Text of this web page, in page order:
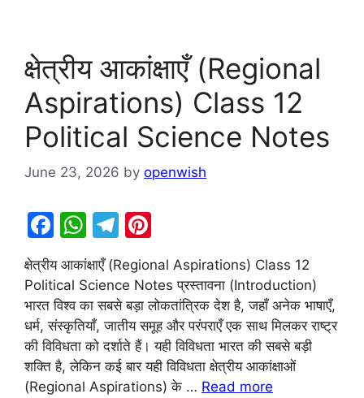
क्षेत्रीय आकांक्षाएँ (Regional
Aspirations) Class 12
Political Science Notes
June 23, 2026 by openwish
F
c
e
b
o
o
W
h
at
s
A
p
p
T
el
e
gr
a
m
nt
er
e
st
क्षेत्रीय आकांक्षाएँ (Regional Aspirations) Class 12
Political Science Notes प्रस्तावना (Introduction)
भारत विश्व का सबसे बड़ा लोकतांत्रिक देश है, जहाँ अनेक भाषाएँ,
धर्म, संस्कृतियाँ, जातीय समूह और परंपराएँ एक साथ मिलकर राष्ट्र
की विविधता को दर्शाते हैं। यही विविधता भारत की सबसे बड़ी
शक्ति है, लेकिन कई बार यही विविधता क्षेत्रीय आकांक्षाओं
(Regional Aspirations) के … Read more